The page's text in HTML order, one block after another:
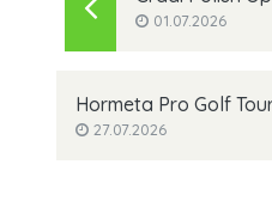
01.07.2026
Hormeta Pro Golf
27.07.2026